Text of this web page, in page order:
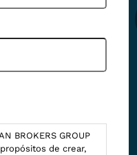
BROKERS GROUP
de crear,